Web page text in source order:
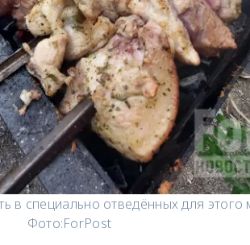
в специально отведённых для этого
Фото:ForPost